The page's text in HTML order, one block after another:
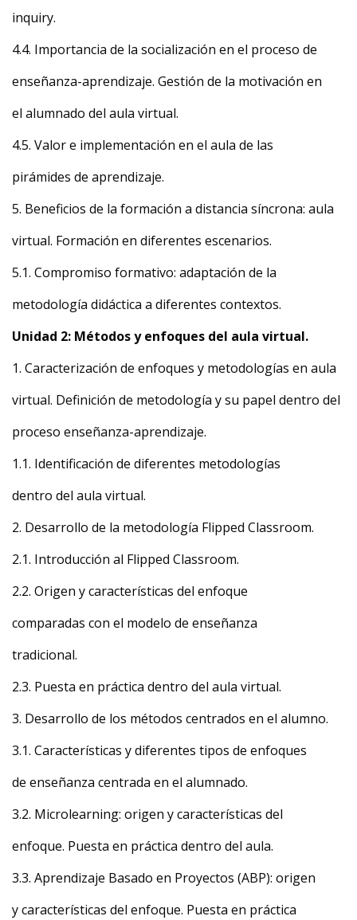
inquiry.
4.4. Importancia de la socialización en el proceso de
enseñanza-aprendizaje. Gestión de la motivación en
el alumnado del aula virtual.
4.5. Valor e implementación en el aula de las
pirámides de aprendizaje.
5. Beneficios de la formación a distancia síncrona: aula
virtual. Formación en diferentes escenarios.
5.1. Compromiso formativo: adaptación de la
metodología didáctica a diferentes contextos.
Unidad 2: Métodos y enfoques del aula virtual.
1. Caracterización de enfoques y metodologías en aula
virtual. Definición de metodología y su papel dentro del
proceso enseñanza-aprendizaje.
1.1. Identificación de diferentes metodologías
dentro del aula virtual.
2. Desarrollo de la metodología Flipped Classroom.
2.1. Introducción al Flipped Classroom.
2.2. Origen y características del enfoque
comparadas con el modelo de enseñanza
tradicional.
2.3. Puesta en práctica dentro del aula virtual.
3. Desarrollo de los métodos centrados en el alumno.
3.1. Características y diferentes tipos de enfoques
de enseñanza centrada en el alumnado.
3.2. Microlearning: origen y características del
enfoque. Puesta en práctica dentro del aula.
3.3. Aprendizaje Basado en Proyectos (ABP): origen
y características del enfoque. Puesta en práctica